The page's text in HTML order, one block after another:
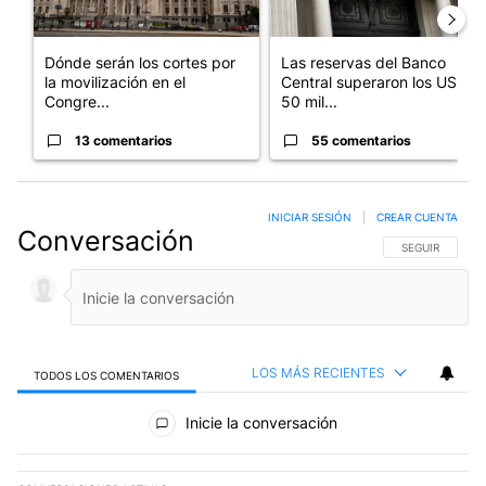
Dónde serán los cortes por
la movilización en el
Congre...
13 comentarios
Las reservas del Banco
Central superaron los US$
50 mil...
55 comentarios
Conversación SIGA ESTA
SEGUIR
INICIAR SESIÓN CREAR CUENTA
TODOS LOS COMENTARIOS LOS MÁS RECIENTES
Todos los comentarios
Inicie la conversación